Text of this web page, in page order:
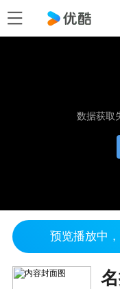
数据获取
预览播放中